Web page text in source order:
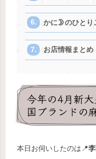
かに🌛のひと
お店情報まとめ
今年の4月新
国ブランドの
本日お伺いしたのは📍